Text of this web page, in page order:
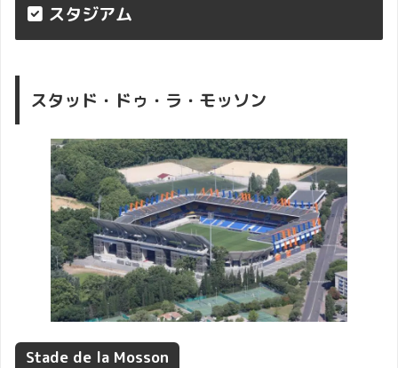
スタジアム
スタッド・ドゥ・ラ・モッソン
Stade de la Mosson